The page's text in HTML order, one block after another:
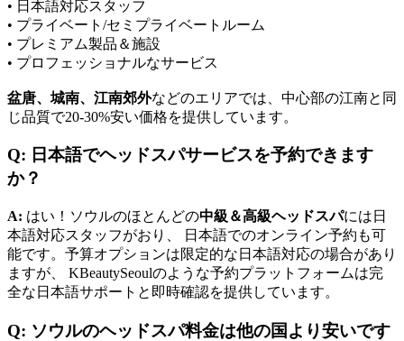
• 日本語対応スタッフ
• プライベート/セミプライベートルーム
• プレミアム製品＆施設
• プロフェッショナルなサービス
盆唐、城南、江南郊外などのエリアでは、中心部の江南と同
じ品質で20-30%安い価格を提供しています。
Q: 日本語でヘッドスパサービスを予約できます
か？
A: はい！ソウルのほとんどの中級＆高級ヘッドスパには日
本語対応スタッフがおり、 日本語でのオンライン予約も可
能です。予算オプションは限定的な日本語対応の場合があり
ますが、 KBeautySeoulのような予約プラットフォームは完
全な日本語サポートと即時確認を提供しています。
Q: ソウルのヘッドスパ料金は他の国より安いです